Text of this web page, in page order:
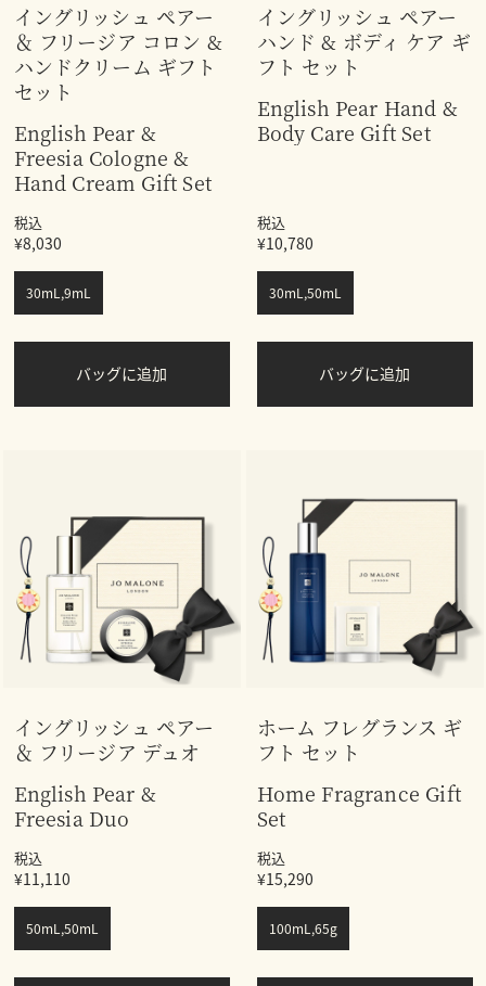
イングリッシュ ペアー
＆ フリージア コロン &
ハンドクリーム ギフト
セット
English Pear &
Freesia Cologne &
Hand Cream Gift Set
税込
¥8,030
30mL,9mL
バッグに追加
イングリッシュ ペアー
ハンド & ボディ ケア ギ
フト セット
English Pear Hand &
Body Care Gift Set
税込
¥10,780
30mL,50mL
バッグに追加
イングリッシュ ペアー
＆ フリージア デュオ
English Pear &
Freesia Duo
税込
¥11,110
50mL,50mL
ホーム フレグランス ギ
フト セット
Home Fragrance Gift
Set
税込
¥15,290
100mL,65g